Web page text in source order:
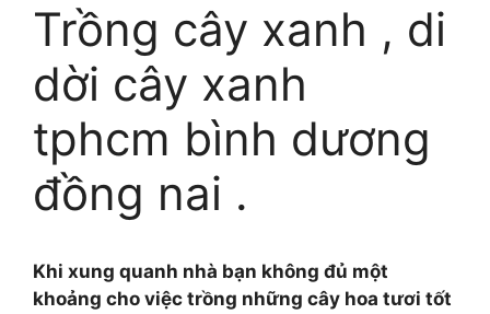
Trồng cây xanh , di
dời cây xanh
tphcm bình dương
đồng nai .
Khi xung quanh nhà bạn không đủ một
khoảng cho việc trồng những cây hoa tươi tốt